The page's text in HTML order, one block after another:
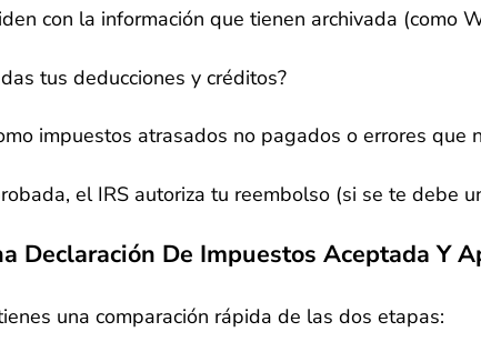
con la información que tienen archivada (como
tus deducciones y créditos?
impuestos atrasados no pagados o errores que
el IRS autoriza tu reembolso (si se te debe
Declaración De Impuestos Aceptada Y
una comparación rápida de las dos etapas: